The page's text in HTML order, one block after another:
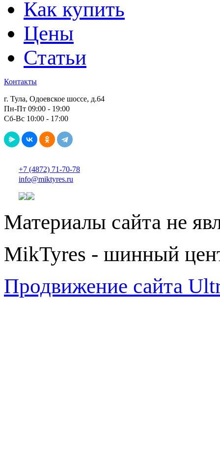
Как купить
Цены
Статьи
Контакты
г. Тула, Одоевское шоссе, д.64
Пн-Пт 09:00 - 19:00
Сб-Вс 10:00 - 17:00
+7 (4872) 71-70-78
info@miktyres.ru
Материалы сайта не
MikTyres - шинный
Продвижение сайта